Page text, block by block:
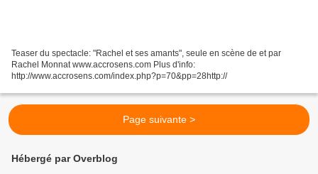
Teaser du spectacle: "Rachel et ses amants", seule en scène de et par
Rachel Monnat www.accrosens.com Plus d'info:
http://www.accrosens.com/index.php?p=70&pp=28http://
Page suivante >
Hébergé par Overblog